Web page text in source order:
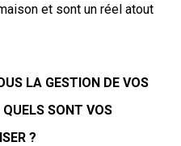
et sont un réel atout
LA GESTION DE VOS
SONT VOS
?